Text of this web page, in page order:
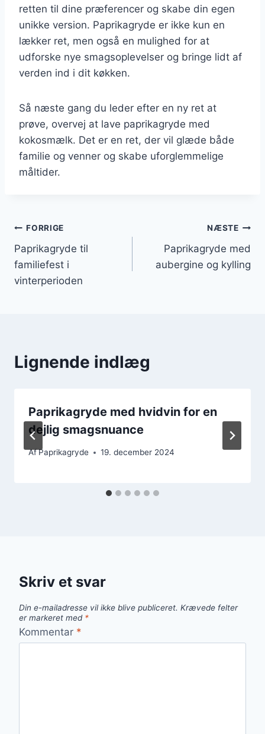
retten til dine præferencer og skabe din egen
unikke version. Paprikagryde er ikke kun en
lækker ret, men også en mulighed for at
udforske nye smagsoplevelser og bringe lidt af
verden ind i dit køkken.
Så næste gang du leder efter en ny ret at
prøve, overvej at lave paprikagryde med
kokosmælk. Det er en ret, der vil glæde både
familie og venner og skabe uforglemmelige
måltider.
Indlægsnavigation
FORRIGE
Paprikagryde til
familiefest i
vinterperioden
NÆSTE
Paprikagryde med
aubergine og kylling
Lignende indlæg
Paprikagryde med hvidvin for en
dejlig smagsnuance
AfPaprikagryde 19. december 2024
Skriv et svar
Din e-mailadresse vil ikke blive publiceret. Krævede felter
er markeret med *
Kommentar *